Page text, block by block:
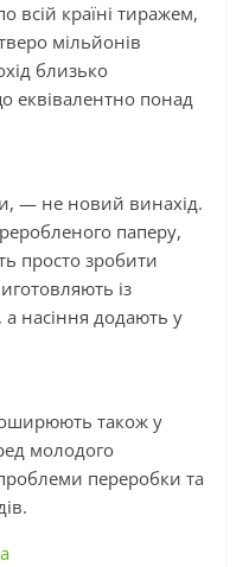
всій країні тиражем,
мільйонів
близько
еквівалентно понад
— не новий винахід.
паперу,
просто зробити
із
насіння додають у
також у
молодого
переробки та